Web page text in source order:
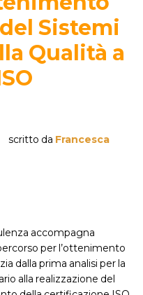
Sistemi
Qualità a
scritto da Francesca
accompagna
per l’ottenimento
dalla prima analisi per la
alla realizzazione del